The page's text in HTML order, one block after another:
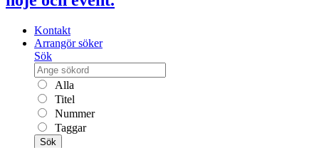
Kontakt
Arrangör söker
Sök
Alla
Titel
Nummer
Taggar
Sök